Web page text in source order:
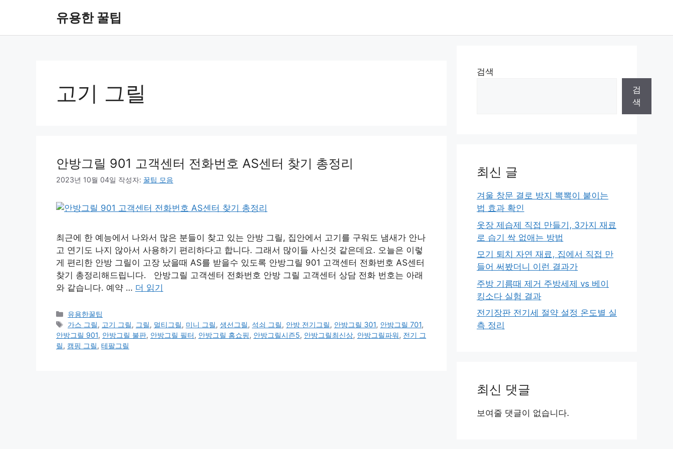
유용한 꿀팁
고기 그릴
안방그릴 901 고객센터 전화번호 AS센터 찾기 총정리
2023년 10월 04일 작성자: 꿀팁 모음
최근에 한 예능에서 나와서 많은 분들이 찾고 있는 안방 그릴, 집안에서 고기를 구워도 냄새가 안나
고 연기도 나지 않아서 사용하기 편리하다고 합니다. 그래서 많이들 사신것 같은데요. 오늘은 이렇
게 편리한 안방 그릴이 고장 났을때 AS를 받을수 있도록 안방그릴 901 고객센터 전화번호 AS센터
찾기 총정리해드립니다. 안방그릴 고객센터 전화번호 안방 그릴 고객센터 상담 전화 번호는 아래
와 같습니다. 예약 … 더 읽기
카
테
고
리
유용한꿀팁
태
그
가스 그릴, 고기 그릴, 그릴, 멀티그릴, 미니 그릴,생선그릴, 석쇠 그릴, 안방 전기그릴, 안방그릴 301, 안방그릴 701,
안방그릴 901, 안방그릴 불판, 안방그릴 필터, 안방그릴 홈쇼핑, 안방그릴시즌5, 안방그릴최신상, 안방그릴파워, 전기 그
릴, 캠핑 그릴, 테팔그릴
검색
검
색
최신 글
겨울 창문 결로 방지 뽁뽁이 붙이는
법 효과 확인
옷장 제습제 직접 만들기, 3가지 재료
로 습기 싹 없애는 방법
모기 퇴치 자연 재료, 집에서 직접 만
들어 써봤더니 이런 결과가
주방 기름때 제거 주방세제 vs 베이
킹소다 실험 결과
전기장판 전기세 절약 설정 온도별 실
측 정리
최신 댓글
보여줄 댓글이 없습니다.